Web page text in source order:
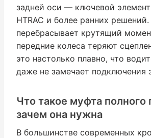
задней оси — ключевой
HTRAC и более ранних
перебрасывает крутящий
передние колеса теряют
это настолько плавно, что
даже не замечает подключения
Что такое муфта полного
зачем она нужна
В большинстве современных